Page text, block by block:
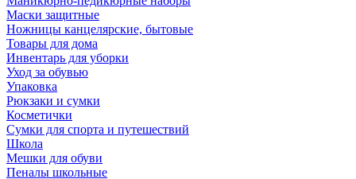
Маски защитные
Ножницы канцелярские, бытовые
Товары для дома
Инвентарь для уборки
Уход за обувью
Упаковка
Рюкзаки и сумки
Косметички
Сумки для спорта и путешествий
Школа
Мешки для обуви
Пеналы школьные